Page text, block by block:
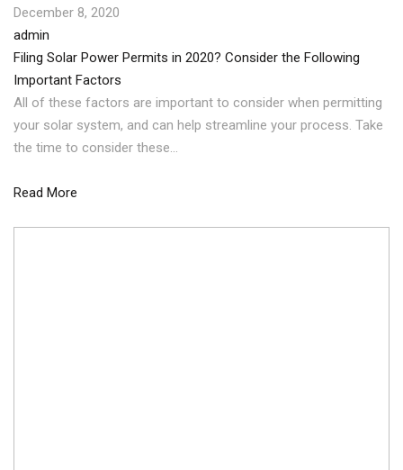
December 8, 2020
admin
Filing Solar Power Permits in 2020? Consider the Following
Important Factors
All of these factors are important to consider when permitting
your solar system, and can help streamline your process. Take
the time to consider these…
Read More